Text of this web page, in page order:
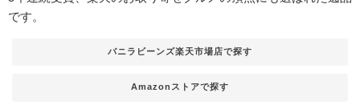
です。
バニラビーンズ楽天市場店で探す
Amazonストアで探す